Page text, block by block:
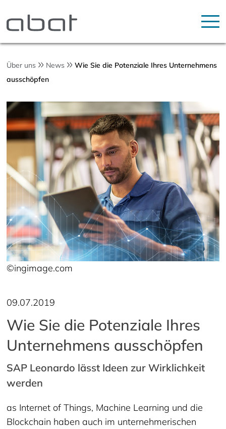
Über uns News
Wie Sie die Potenziale Ihres Unternehmens
ausschöpfen
©ingimage.com
09.07.2019
Wie Sie die Potenziale Ihres
Unternehmens ausschöpfen
SAP Leonardo lässt Ideen zur Wirklichkeit
werden
as Internet of Things, Machine Learning und die
Blockchain haben auch im unternehmerischen